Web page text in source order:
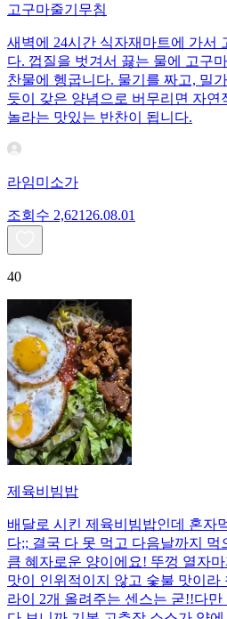
고구마줄기무침
새벽에 24시간 식자재마트에 가서
다. 껍질을 벗겨서 끓는 물에 고구
찬물에 헹굽니다. 물기를 짜고, 밀
듯이 갖은 양념으로 버무리면 자연
놀라는 맛있는 반찬이 됩니다.
라임미소가
조회수 2,621 26.08.01
40
제육비빔밥
배달로 시킨 제육비빔밥인데 혼자
다;; 결국 다 못 먹고 다음날까지
큼 혜자로운 양이에요! 뚜껑 열자
맛이 인위적이지 않고 숯불 맛이
라이 2개 올려주는 센스는 굳!! ​다